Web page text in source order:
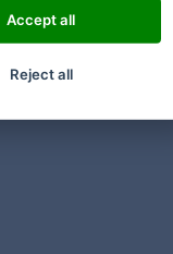
Accept all
Reject all